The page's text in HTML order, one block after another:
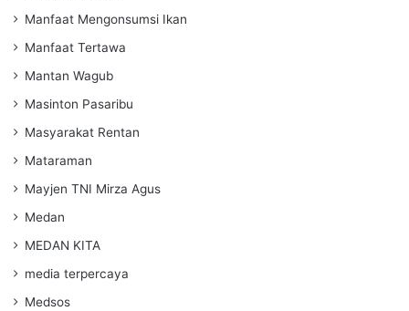
Manfaat Mengonsumsi Ikan
Manfaat Tertawa
Mantan Wagub
Masinton Pasaribu
Masyarakat Rentan
Mataraman
Mayjen TNI Mirza Agus
Medan
MEDAN KITA
media terpercaya
Medsos